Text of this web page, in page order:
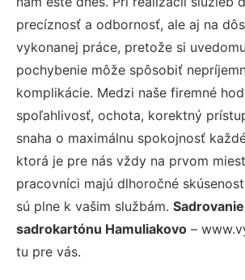
precíznosť a odbornosť, ale aj na
vykonanej práce, pretože si
pochybenie môže spôsobiť
komplikácie. Medzi naše firemné
spoľahlivosť, ochota, korektný
snaha o maximálnu spokojnosť
ktorá je pre nás vždy na prvom
pracovníci majú dlhoročné
sú plne k vašim službám. Sadrovanie
sadrokartónu Hamuliakovo –
tu pre vás.